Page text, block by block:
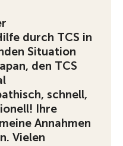
durch TCS in
Situation
den TCS
schnell,
Ihre
Annahmen
Vielen